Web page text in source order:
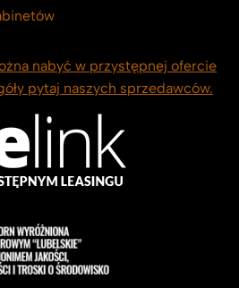
nabyć w przystępnej ofercie
pytaj naszych sprzedawców.